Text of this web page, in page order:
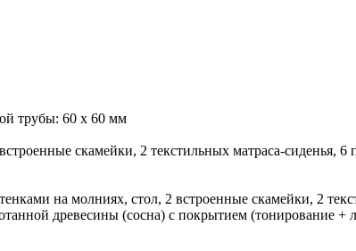
трубы: 60 х 60 мм
скамейки, 2 текстильных матраса-сиденья,
на молниях, стол, 2 встроенные скамейки, 2
древесины (сосна) с покрытием (тонирование +